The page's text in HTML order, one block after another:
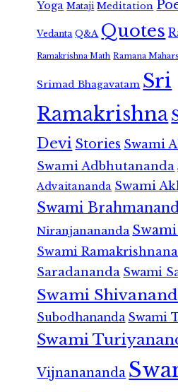
Yoga Mataji Meditation
Vedanta Q&A Quotes
Ramakrishna Math Ramana
Srimad Bhagavatam Sri
Ramakrishna
Devi Stories Swami
Swami Adbhutananda
Advaitananda Swami
Swami
Niranjanananda
Swami
Saradananda Swami
Swami
Subodhananda Swami
Swami
Vijnanananda